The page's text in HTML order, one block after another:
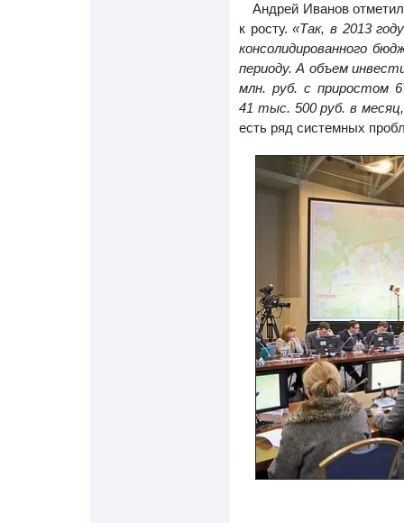
Андрей Иванов
к росту.«Так, в 2013
консолидированного
периоду. А объем
млн. руб. с приростом
41 тыс. 500 руб. в
есть ряд системных